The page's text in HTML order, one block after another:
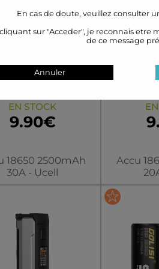
En cas de doute, veuillez consulter
sur "Acceder", je reconnais etre
de ce message
Annuler
modèle
18650
Ucell
EN STOCK
9.90€
18650 2500mAh
30A - Ucell
Accu